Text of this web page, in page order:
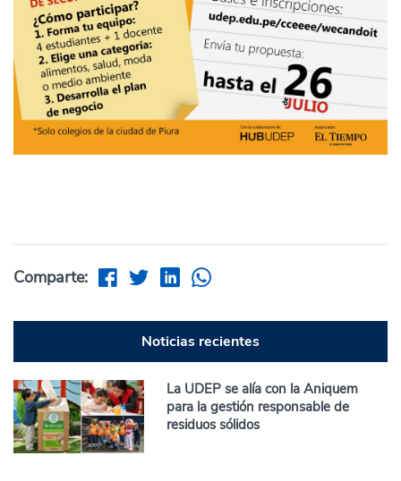
Comparte:
Noticias recientes
La UDEP se alía con la Aniquem
para la gestión responsable de
residuos sólidos